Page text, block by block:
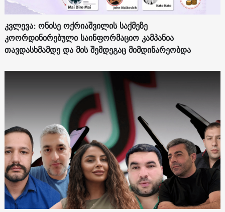
კვლევა: ონისე ოქრიაშვილის საქმეზე
კოორდინირებული საინფორმაციო კამპანია
თავდასხმამდე და მის შემდეგაც მიმდინარეობდა